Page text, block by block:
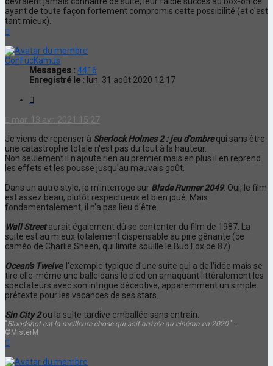
ayant de toute façon fortement compromis cette possibilité (et c'est
tant mieux).
ConFucKamus
Messages : 4416
Enregistré le : lun. 31 août 2020 12:17
mar. 13 avr. 2021 15:27
Je viens de repenser à Sherlock Holmes 2 : jeu d'ombrequi sans être
une catastrophe totale n'est pas du tout à la hauteur.
Non seulement il n'ajoute rien au premier mais en plus il en reprend
les effets et les pousse jusqu'au mauvais goût.
Dans un autre style, je m'interroge sur Blade Runner 2049. Oui, le film
est assez beau, plutôt respectueux et bien joué. Mais
fondamentalement, il n'a pas lieu d'être.
Wall Streetaurait également dû se contenter du film de 1987. La
suite est au mieux totalement dispensable au pire gênante (ce
caméo de Charlie Sheen, qui limite souille le Bud Fox de 87)
Ocean's Twelve, l'exemple typique d'une suite qui a de l'idée mais se
tire elle-même une balle dans le pied en arnaquant littéralement les
spectateurs avec son intrigue déceptive, apparemment un simple
prétexte pour les vacances de ses stars.
Sin City 2ou la suite tardive emballée sans entrain.
"Bloodshot est la meilleure chose qui soit arrivée au cinéma en 2020 " -
©MisterM